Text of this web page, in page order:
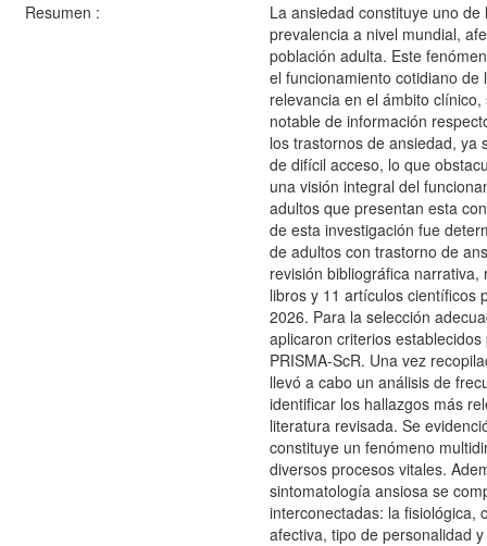
Resumen :
La ansiedad constituye uno
prevalencia a nivel mundial,
población adulta. Este
el funcionamiento cotidiano de
relevancia en el ámbito
notable de información
los trastornos de ansiedad, ya
de difícil acceso, lo que
una visión integral del
adultos que presentan esta
de esta investigación fue
de adultos con trastorno de
revisión bibliográfica
libros y 11 artículos científicos
2026. Para la selección
aplicaron criterios
PRISMA-ScR. Una vez
llevó a cabo un análisis de
identificar los hallazgos más
literatura revisada. Se
constituye un fenómeno
diversos procesos vitales.
sintomatología ansiosa se
interconectadas: la fisiológica,
afectiva, tipo de personalidad